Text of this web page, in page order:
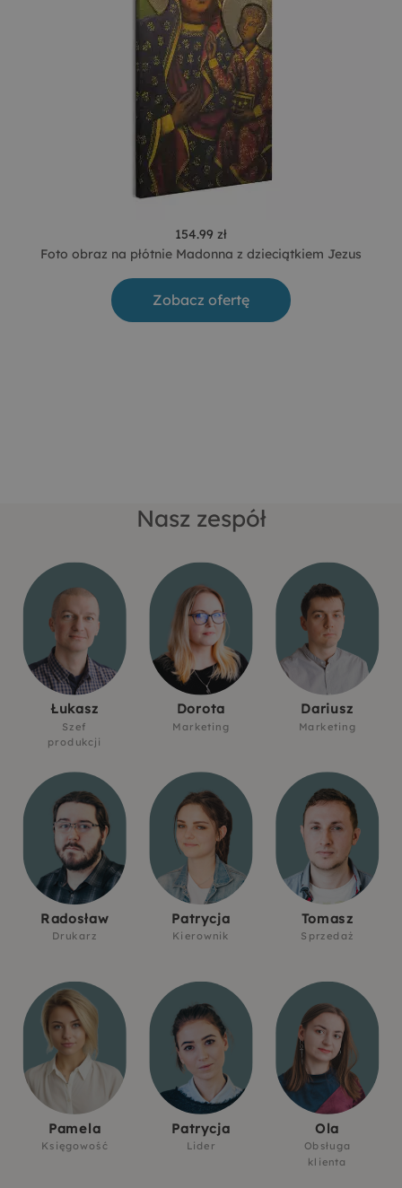
154.99 zł
Foto obraz na płótnie Madonna z dzieciątkiem Jezus
Zobacz ofertę
Nasz zespół
Łukasz
Szef
produkcji
Dorota
Marketing
Dariusz
Marketing
Radosław
Drukarz
Patrycja
Kierownik
Tomasz
Sprzedaż
Pamela
Księgowość
Patrycja
Lider
Ola
Obsługa
klienta